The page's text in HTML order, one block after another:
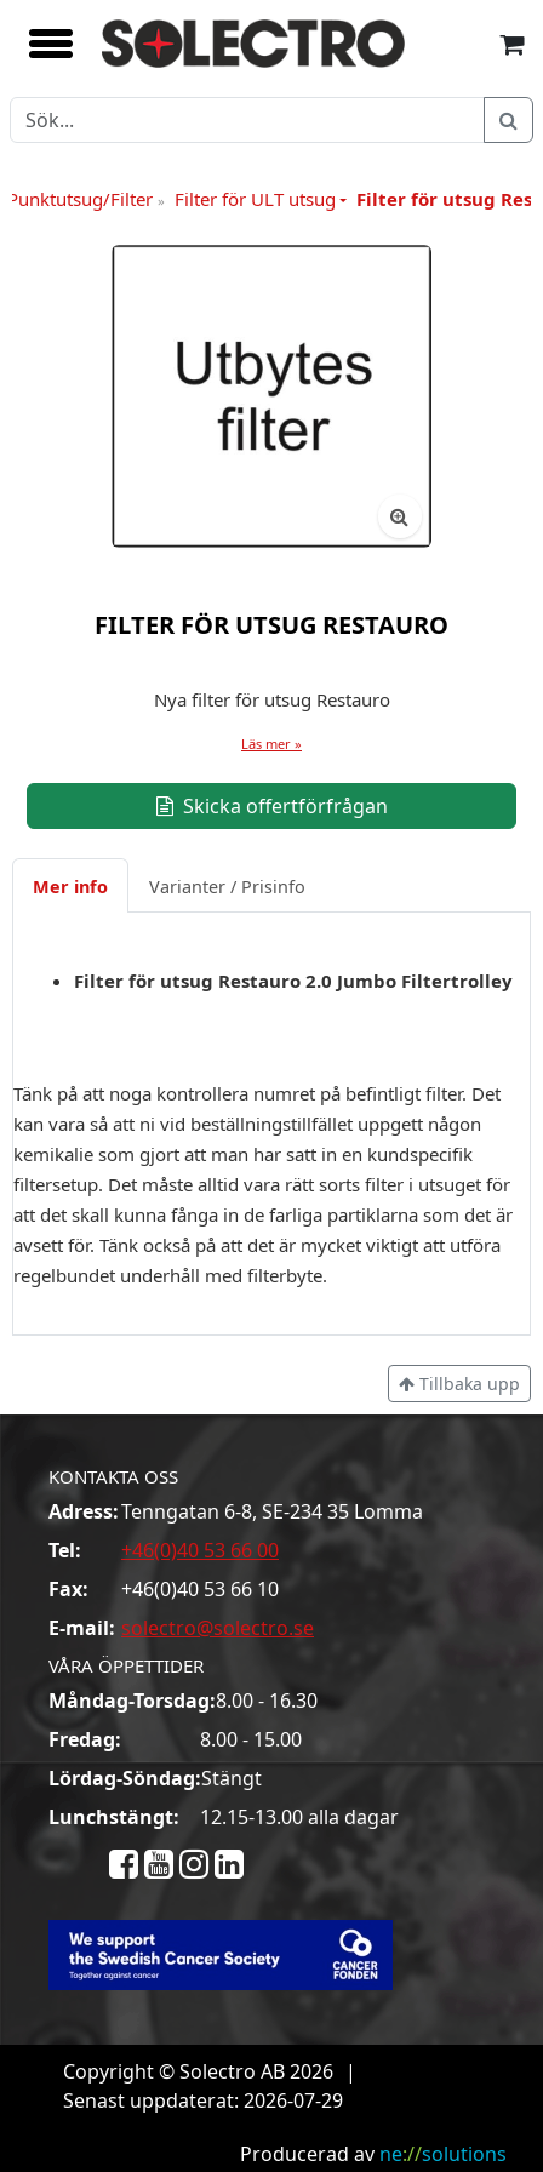
Punktutsug/Filter» Filter för ULT utsug Filter för utsug
FILTER FÖR UTSUG RESTAURO
Nya filter för utsug Restauro
Läs mer »
Skicka offertförfrågan
Mer info Varianter / Prisinfo
Filter för utsug Restauro 2.0 Jumbo Filtertrolley
Tänk på att noga kontrollera numret på befintligt filter. Det
kan vara så att ni vid beställningstillfället uppgett någon
kemikalie som gjort att man har satt in en kundspecifik
filtersetup. Det måste alltid vara rätt sorts filter i utsuget för
att det skall kunna fånga in de farliga partiklarna som det är
avsett för. Tänk också på att det är mycket viktigt att utföra
regelbundet underhåll med filterbyte.
Tillbaka upp
KONTAKTA OSS
Adress:Tenngatan 6-8, SE-234 35 Lomma
Tel:
+46(0)40 53 66 00
Fax:
+46(0)40 53 66 10
E-mail: solectro@solectro.se
VÅRA ÖPPETTIDER
Måndag-Torsdag:8.00 - 16.30
Fredag:
8.00 - 15.00
Lördag-Söndag:Stängt
Lunchstängt:
12.15-13.00 alla dagar
Copyright © Solectro AB 2026 |
Senast uppdaterat: 2026-07-29
Producerad av ne://solutions